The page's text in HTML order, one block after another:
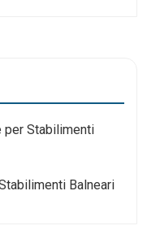
per Stabilimenti
Balneari